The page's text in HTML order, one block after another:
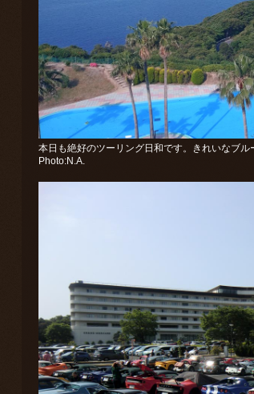
本日も絶好のツーリング日和です。きれいなブ
Photo:N.A.